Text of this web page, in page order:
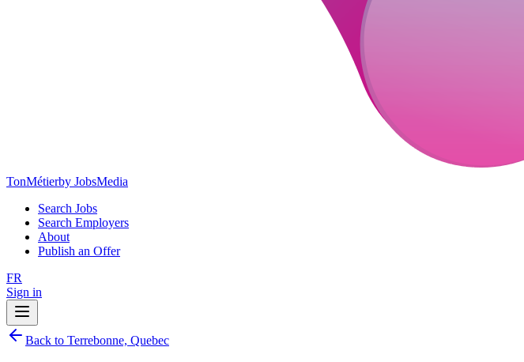
TonMétierby JobsMedia
Search Jobs
Search Employers
About
Publish an Offer
FR
Sign in
Back to Terrebonne, Quebec